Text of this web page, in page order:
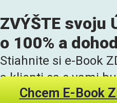
ZVÝŠTE svoju
o 100% a
Stiahnite si e-Book
a klienti sa s vami
Chcem E-Book